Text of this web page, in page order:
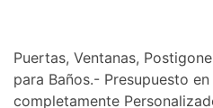
Puertas, Ventanas,
para Baños.- Presupuesto
completamente